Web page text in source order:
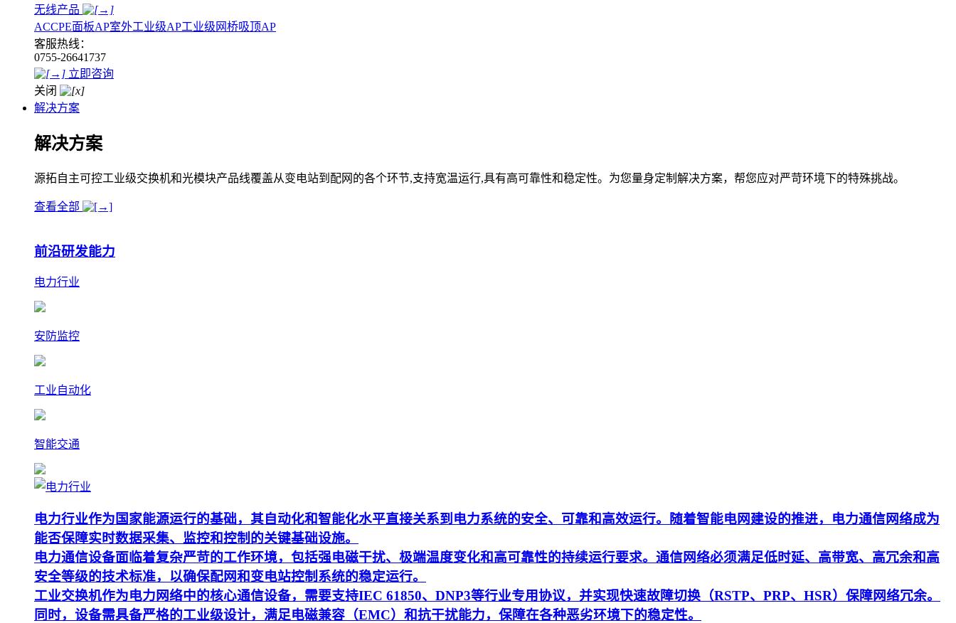
无线产品
ACCPE面板AP室外工业级AP工业级网桥吸顶AP
客服热线：
0755-26641737
立即咨询
关闭
解决方案
解决方案
源拓自主可控工业级交换机和光模块产品线覆盖从变电站到配网的各个环节,支持宽温运行,具有高可靠性和稳定性。为您量身定制解决方案，帮您应对严苛环境下的特殊挑战。
查看全部
前沿研发能力
电力行业
安防监控
工业自动化
智能交通
电力行业作为国家能源运行的基础，其自动化和智能化水平直接关系到电力系统的安全、可靠和高效运行。随着智能电网建设的推进，电力通信网络成为
能否保障实时数据采集、监控和控制的关键基础设施。
电力通信设备面临着复杂严苛的工作环境，包括强电磁干扰、极端温度变化和高可靠性的持续运行要求。通信网络必须满足低时延、高带宽、高冗余和高
安全等级的技术标准，以确保配网和变电站控制系统的稳定运行。
工业交换机作为电力网络中的核心通信设备，需要支持IEC 61850、DNP3等行业专用协议，并实现快速故障切换（RSTP、PRP、HSR）保障网络冗余。
同时，设备需具备严格的工业级设计，满足电磁兼容（EMC）和抗干扰能力，保障在各种恶劣环境下的稳定性。